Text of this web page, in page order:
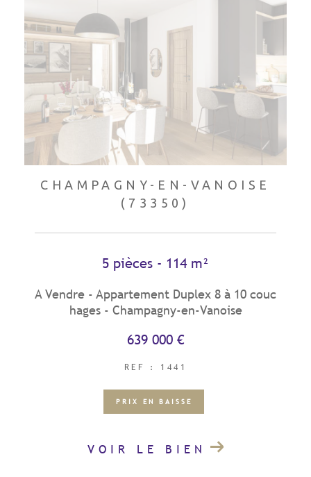
CHAMPAGNY-EN-VANOISE
(73350)
5 pièces - 114 m²
A Vendre - Appartement Duplex 8 à 10 couc
hages - Champagny-en-Vanoise
639 000 €
REF : 1441
PRIX EN BAISSE
VOIR LE BIEN